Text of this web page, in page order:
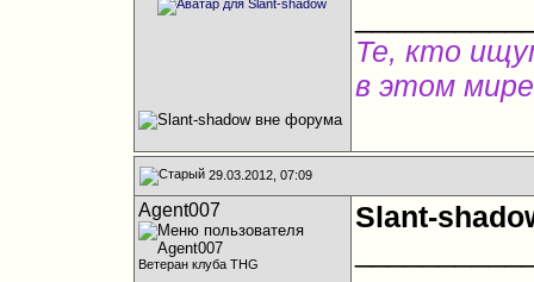
Те, кто
в этом мире
29.03.2012, 07:09
Agent007
Ветеран клуба THG
Slant-